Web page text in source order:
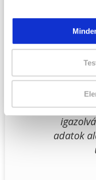
hogy
Kérjük,
adatok